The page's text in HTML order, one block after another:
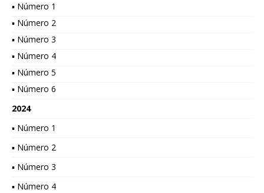
▪ Número 1
▪ Número 2
▪ Número 3
▪ Número 4
▪ Número 5
▪ Número 6
2024
▪ Número 1
▪ Número 2
▪ Número 3
▪ Número 4